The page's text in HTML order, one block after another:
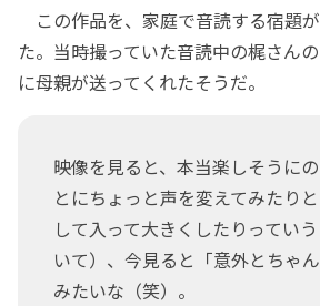
この作品を、家庭で音読する宿題
た。当時撮っていた音読中の梶さん
に母親が送ってくれたそうだ。
映像を見ると、本当楽しそうに
とにちょっと声を変えてみたり
して入って大きくしたりってい
いて）、今見ると「意外とちゃん
みたいな（笑）。